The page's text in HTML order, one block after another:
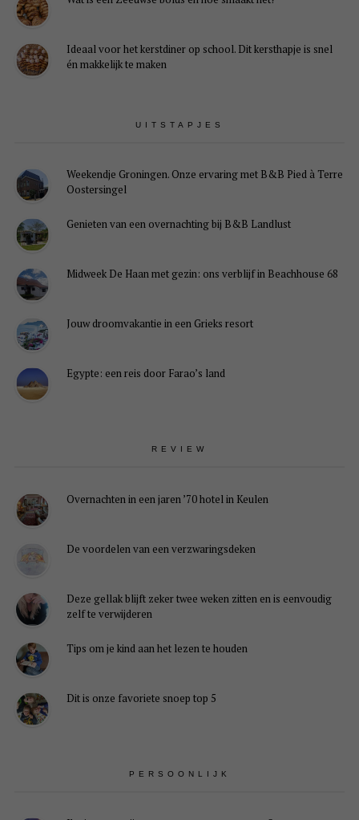
Ideaal voor het kerstdiner op school. Dit kersthapje is snel
én makkelijk te maken
UITSTAPJES
Weekendje Groningen. Onze ervaring met B&B Pied à Terre
Oostersingel
Genieten van een overnachting bij B&B Landlust
Midweek De Haan met gezin: ons verblijf in Beachhouse 68
Jouw droomvakantie in een Grieks resort
Egypte: een reis door Farao’s land
REVIEW
Overnachten in een jaren ’70 hotel in Keulen
De voordelen van een verzwaringsdeken
Deze gellak blijft zeker twee weken zitten en is eenvoudig
zelf te verwijderen
Tips om je kind aan het lezen te houden
Dit is onze favoriete snoep top 5
PERSOONLIJK